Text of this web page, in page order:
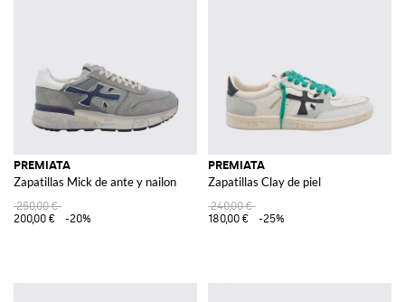
PREMIATA
Zapatillas Mick de ante y nailon
250,00 €
200,00 €
-20%
PREMIATA
Zapatillas Clay de piel
240,00 €
180,00 €
-25%